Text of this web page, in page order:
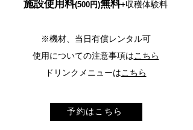
施設使用料(500円)無料+収穫体験料
※機材、当日有償レンタル可​
​使用についての注意事項はこちら
ドリンクメニューはこちら
予約はこちら